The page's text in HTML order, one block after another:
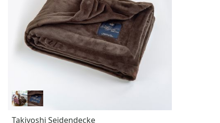
Takiyoshi Seidendecke